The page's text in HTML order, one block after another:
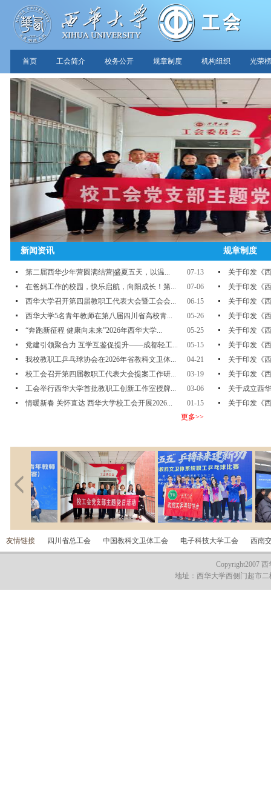
首页 工会简介 校务公开 规章制度 机构组织 光荣榜
新闻资讯
第二届西华少年营圆满结营|盛夏五天，以温...
07-13
在爸妈工作的校园，快乐启航，向阳成长！第...
07-06
西华大学召开第四届教职工代表大会暨工会会...
06-15
西华大学5名青年教师在第八届四川省高校青...
05-26
“奔跑新征程 健康向未来”2026年西华大学...
05-25
党建引领聚合力 互学互鉴促提升——成都轻工...
05-15
我校教职工乒乓球协会在2026年省教科文卫体...
04-21
校工会召开第四届教职工代表大会提案工作研...
03-19
工会举行西华大学首批教职工创新工作室授牌...
03-06
情暖新春 关怀直达 西华大学校工会开展2026...
01-15
更多>>
规章制度
关于印发《
关于印发《
关于印发《
关于印发《
关于印发《
关于印发《
关于印发《
关于印发《
关于成立西
关于印发《
友情链接 四川省总工会 中国教科文卫体工会 电子科技大学工会 西南
Copyright2007
地址：西华大学西侧门超市二